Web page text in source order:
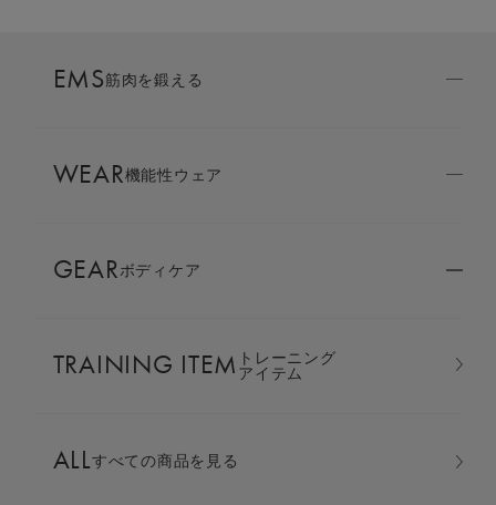
AMBASSADOR
SIXPAD APP
COLUMN
LARGE ORDER ⼤⼝注⽂窓⼝
MULTI EMS
EMS筋肉を鍛える
WEAR機能性ウェア
GEARボディケア
TRAINING ITEM トレーニング
アイテム
ALLすべての商品を見る